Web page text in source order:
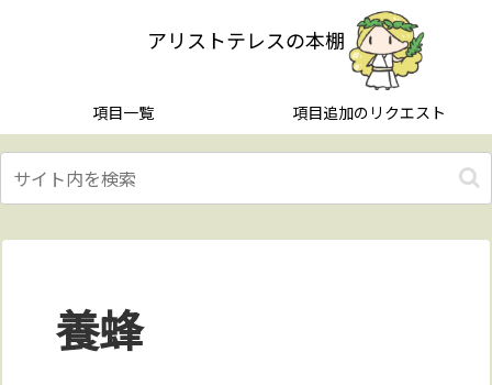
アリストテレスの本棚
項目一覧 項目追加のリクエスト
養蜂